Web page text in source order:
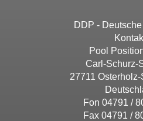
DDP -
Pool
Carl-Schurz-
27711
Fon 04791 /
Fax 04791 /